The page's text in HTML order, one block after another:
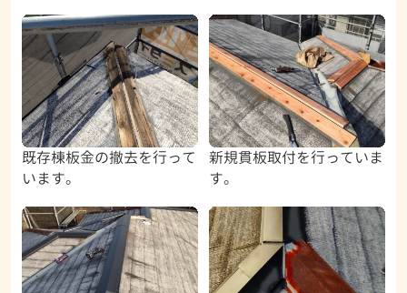
既存棟板金の撤去を行って
います。
新規貫板取付を行っていま
す。